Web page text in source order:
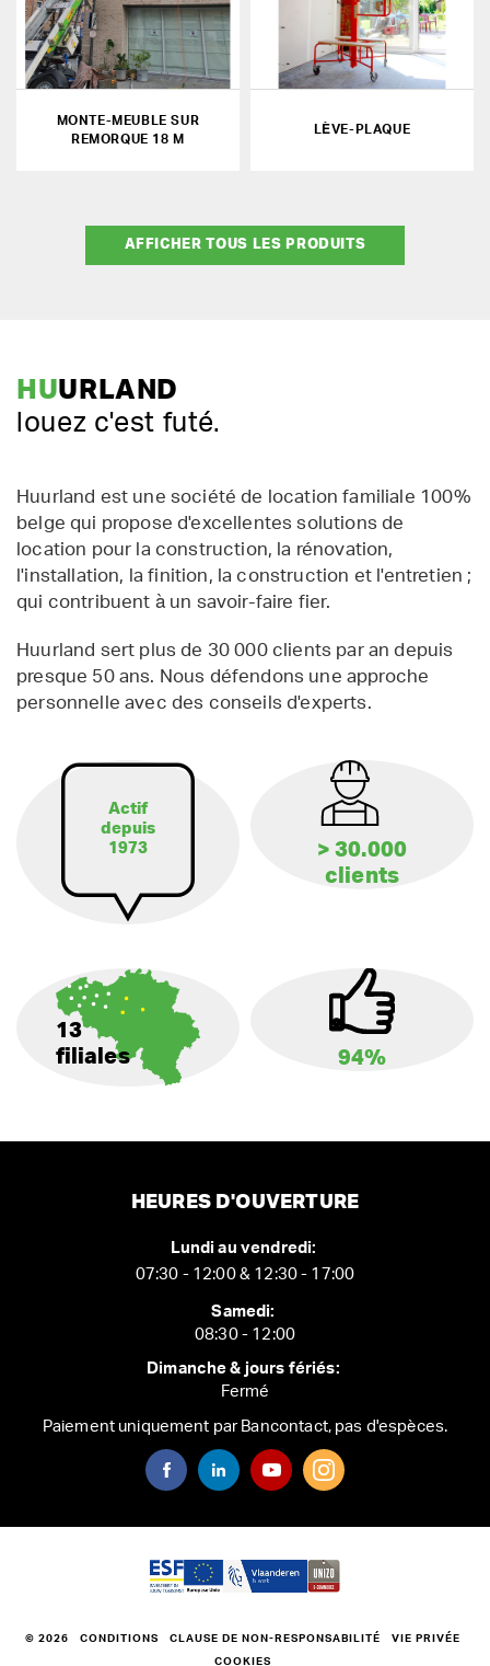
MONTE-MEUBLE SUR
REMORQUE 18 M
LÈVE-PLAQUE
AFFICHER TOUS LES PRODUITS
HUURLAND
louez c'est futé.
Huurland est une société de location familiale 100%
belge qui propose d'excellentes solutions de
location pour la construction, la rénovation,
l'installation, la finition, la construction et l'entretien ;
qui contribuent à un savoir-faire fier.
Huurland sert plus de 30 000 clients par an depuis
presque 50 ans. Nous défendons une approche
personnelle avec des conseils d'experts.
Actif
depuis
1973
> 30.000
clients
13
filiales
94%
HEURES D'OUVERTURE
Lundi au vendredi:
07:30 - 12:00 & 12:30 - 17:00
Samedi:
08:30 - 12:00
Dimanche & jours fériés:
Fermé
Paiement uniquement par Bancontact, pas d'espèces.
© 2026 CONDITIONS CLAUSE DE NON-RESPONSABILITÉ VIE PRIVÉE
COOKIES